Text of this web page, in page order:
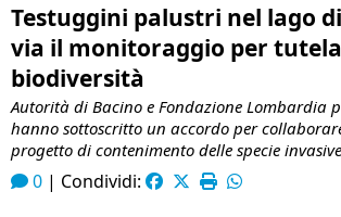
Testuggini palustri nel lago
via il monitoraggio per
biodiversità
Autorità di Bacino e Fondazione Lombardia
hanno sottoscritto un accordo per
progetto di contenimento delle specie invasive
0 | Condividi: